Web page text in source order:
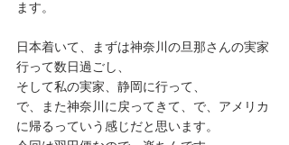
ます。
日本着いて、まずは神奈川の旦那さんの実家
行って数日過ごし、
そして私の実家、静岡に行って、
で、また神奈川に戻ってきて、で、アメリカ
に帰るっていう感じだと思います。